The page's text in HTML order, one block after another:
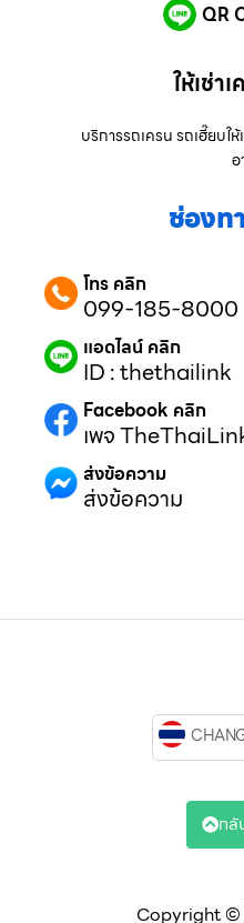
QR
ให้เช่า
บริการรถเครน รถเฮี๊ยบ
ช่องท
โทร คลิก
099-185-8000
แอดไลน์ คลิก
ID : thethailink
Facebook คลิก
เพจ
ส่งข้อความ
ส่งข้อความ
Copyright ©
กลั